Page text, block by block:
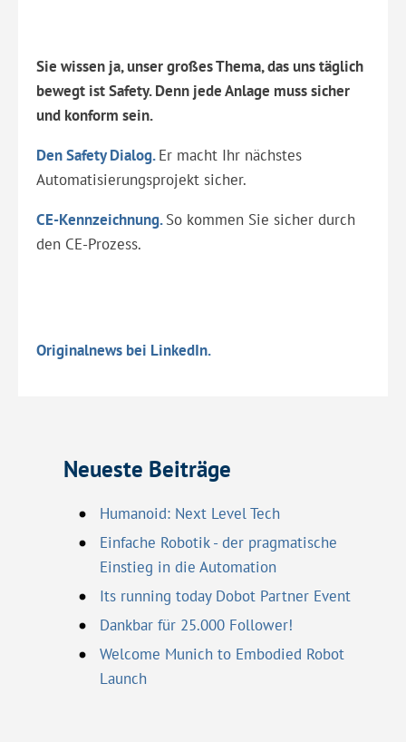
Sie wissen ja, unser großes Thema, das uns täglich
bewegt ist Safety. Denn jede Anlage muss sicher
und konform sein.
Den Safety Dialog.Er macht Ihr nächstes
Automatisierungsprojekt sicher.
CE-Kennzeichnung.So kommen Sie sicher durch
den CE-Prozess.
Originalnews bei LinkedIn.
Neueste Beiträge
Humanoid: Next Level Tech
Einfache Robotik - der pragmatische
Einstieg in die Automation
Its running today Dobot Partner Event
Dankbar für 25.000 Follower!
Welcome Munich to Embodied Robot
Launch